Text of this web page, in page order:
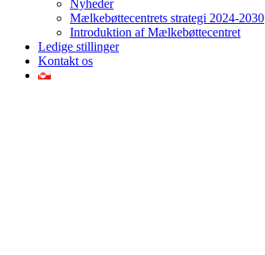
Nyheder
Mælkebøttecentrets strategi 2024-2030
Introduktion af Mælkebøttecentret
Ledige stillinger
Kontakt os